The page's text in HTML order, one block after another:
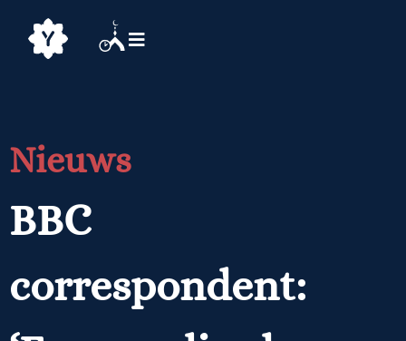
Nieuws
BBC
correspondent: